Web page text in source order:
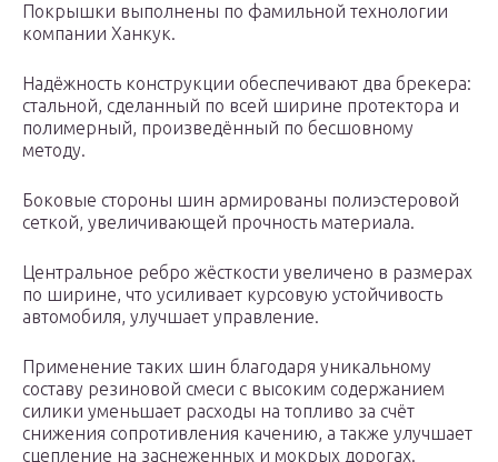
Покрышки выполнены по фамильной технологии
компании Ханкук.
Надёжность конструкции обеспечивают два брекера:
стальной, сделанный по всей ширине протектора и
полимерный, произведённый по бесшовному
методу.
Боковые стороны шин армированы полиэстеровой
сеткой, увеличивающей прочность материала.
Центральное ребро жёсткости увеличено в размерах
по ширине, что усиливает курсовую устойчивость
автомобиля, улучшает управление.
Применение таких шин благодаря уникальному
составу резиновой смеси с высоким содержанием
силики уменьшает расходы на топливо за счёт
снижения сопротивления качению, а также улучшает
сцепление на заснеженных и мокрых дорогах.